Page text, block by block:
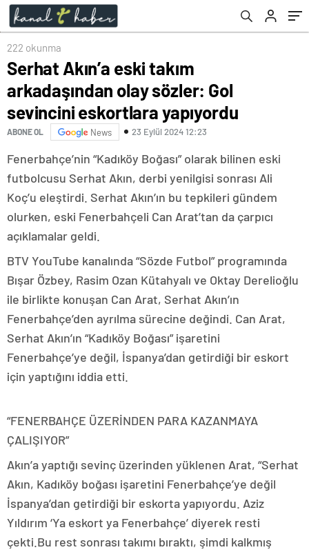
222 okunma
Serhat Akın’a eski takım
arkadaşından olay sözler: Gol
sevincini eskortlara yapıyordu
ABONE OL News 23 Eylül 2024 12:23
Fenerbahçe’nin “Kadıköy Boğası” olarak bilinen eski
futbolcusu Serhat Akın, derbi yenilgisi sonrası Ali
Koç’u eleştirdi. Serhat Akın’ın bu tepkileri gündem
olurken, eski Fenerbahçeli Can Arat’tan da çarpıcı
açıklamalar geldi.
BTV YouTube kanalında “Sözde Futbol” programında
Bışar Özbey, Rasim Ozan Kütahyalı ve Oktay Derelioğlu
ile birlikte konuşan Can Arat, Serhat Akın’ın
Fenerbahçe’den ayrılma sürecine değindi. Can Arat,
Serhat Akın’ın “Kadıköy Boğası” işaretini
Fenerbahçe’ye değil, İspanya’dan getirdiği bir eskort
için yaptığını iddia etti.
“FENERBAHÇE ÜZERİNDEN PARA KAZANMAYA
ÇALIŞIYOR”
Akın’a yaptığı sevinç üzerinden yüklenen Arat, “Serhat
Akın, Kadıköy boğası işaretini Fenerbahçe’ye değil
İspanya’dan getirdiği bir eskorta yapıyordu. Aziz
Yıldırım ‘Ya eskort ya Fenerbahçe’ diyerek resti
çekti.Bu rest sonrası takımı bıraktı, şimdi kalkmış